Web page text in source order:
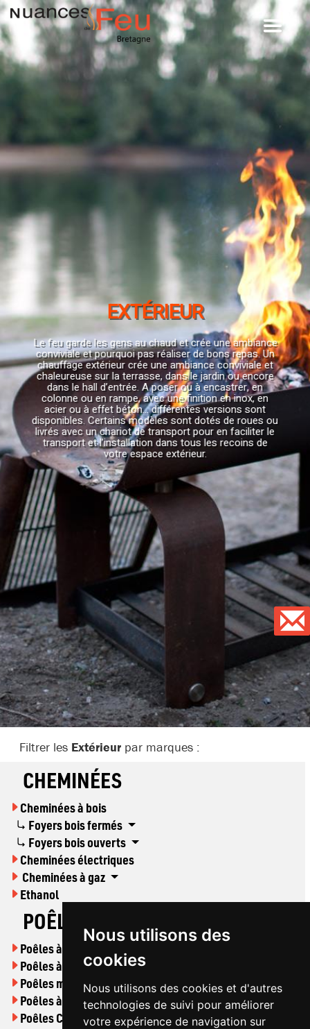
Nous utilisons des
cookies
Nous utilisons des cookies et d'autres
technologies de suivi pour améliorer
votre expérience de navigation sur
EXTÉRIEUR
Le feu garde les gens au chaud et crée une ambiance
conviviale et pourquoi pas réaliser de bons repas. Un
chauffage extérieur crée une ambiance conviviale et
chaleureuse sur la terrasse, dans le jardin ou encore
dans le hall d’entrée. A poser ou à encastrer, en
colonne ou en rampe, avec une finition en inox, en
acier ou à effet béton… différentes versions sont
disponibles. Certains modèles sont dotés de roues ou
livrés avec un chariot de transport pour en faciliter le
transport et l’installation dans tous les recoins de
votre espace extérieur.
Filtrer les Extérieur par marques :
CHEMINÉES
Cheminées à bois
Foyers bois fermés
Foyers bois ouverts
Cheminées électriques
Cheminées à gaz
Ethanol
POÊLES
Poêles à bois
Poêles à granulés
Poêles mixtes
Poêles à gaz
Poêles Cuisinières